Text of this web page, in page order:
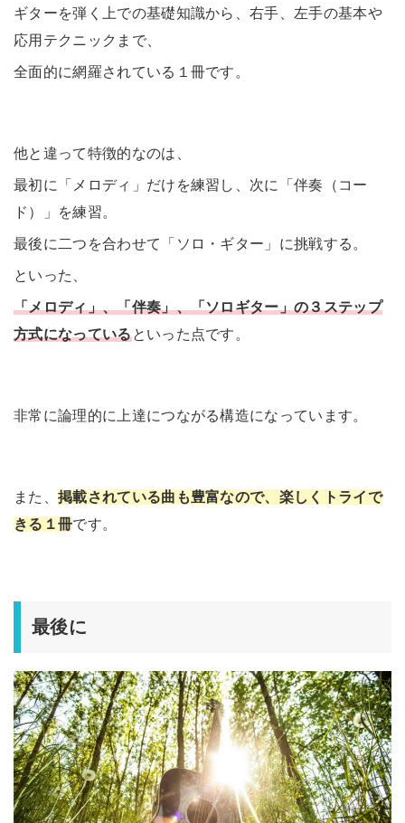
ギターを弾く上での基礎知識から、右手、左手の基本や
応用テクニックまで、
全面的に網羅されている１冊です。
他と違って特徴的なのは、
最初に「メロディ」だけを練習し、次に「伴奏（コー
ド）」を練習。
最後に二つを合わせて「ソロ・ギター」に挑戦する。
といった、
「メロディ」、「伴奏」、「ソロギター」の３ステップ
方式になっているといった点です。
非常に論理的に上達につながる構造になっています。
また、 掲載されている曲も豊富なので、楽しくトライで
きる１冊です。
最後に